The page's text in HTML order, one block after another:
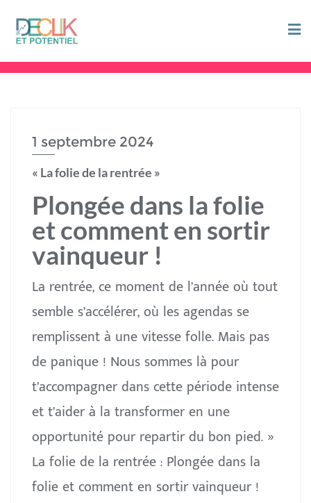
1 septembre 2024
« La folie de la rentrée »
Plongée dans la folie
et comment en sortir
vainqueur !
La rentrée, ce moment de l’année où tout
semble s’accélérer, où les agendas se
remplissent à une vitesse folle. Mais pas
de panique ! Nous sommes là pour
t’accompagner dans cette période intense
et t’aider à la transformer en une
opportunité pour repartir du bon pied. »
La folie de la rentrée : Plongée dans la
folie et comment en sortir vainqueur !